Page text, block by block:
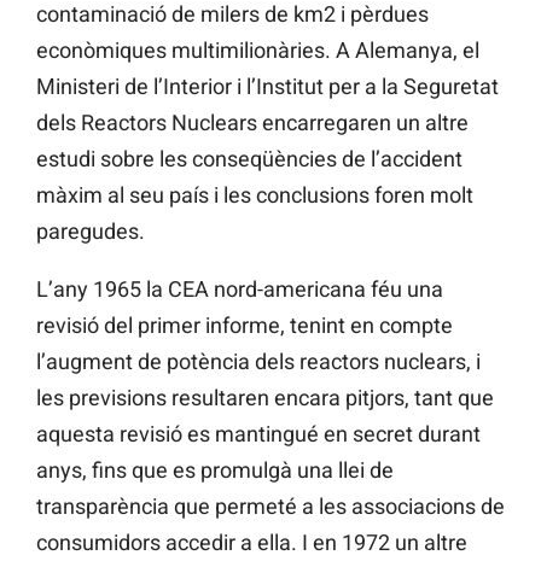
contaminació de milers de km2 i pèrdues
econòmiques multimilionàries. A Alemanya, el
Ministeri de l’Interior i l’Institut per a la Seguretat
dels Reactors Nuclears encarregaren un altre
estudi sobre les conseqüències de l’accident
màxim al seu país i les conclusions foren molt
paregudes.
L’any 1965 la CEA nord-americana féu una
revisió del primer informe, tenint en compte
l’augment de potència dels reactors nuclears, i
les previsions resultaren encara pitjors, tant que
aquesta revisió es mantingué en secret durant
anys, fins que es promulgà una llei de
transparència que permeté a les associacions de
consumidors accedir a ella. I en 1972 un altre